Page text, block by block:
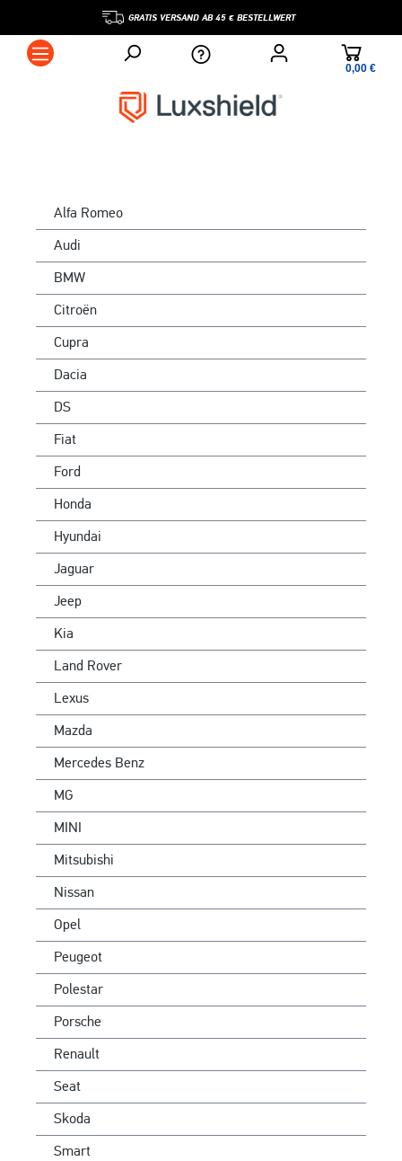
GRATIS VERSAND AB 45 € BESTELLWERT
0,00 €*
Alfa Romeo
Audi
BMW
Citroën
Cupra
Dacia
DS
Fiat
Ford
Honda
Hyundai
Jaguar
Jeep
Kia
Land Rover
Lexus
Mazda
Mercedes Benz
MG
MINI
Mitsubishi
Nissan
Opel
Peugeot
Polestar
Porsche
Renault
Seat
Skoda
Smart